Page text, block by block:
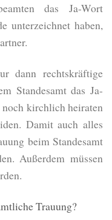
das Ja-Wort
unterzeichnet haben,
dann rechtskräftige
Standesamt das Ja-
noch kirchlich heiraten
Damit auch alles
beim Standesamt
Außerdem müssen
Trauung?